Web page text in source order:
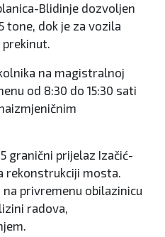
Blidinje dozvoljen
tone, dok je za vozila
na magistralnoj
od 8:30 do 15:30 sati
granični prijelaz Izačić-
rekonstrukciji mosta.
privremenu obilazinicu
radova,